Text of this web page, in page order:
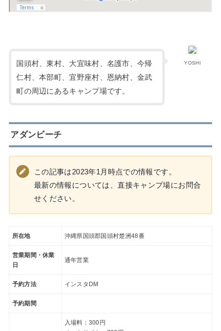
YOSHI
国頭村、東村、大宜味村、名護市、今帰
仁村、本部町、宜野座村、恩納村、金武
町の周辺にあるキャンプ場です。
アダンビーチ
この記事は2023年1月時点での情報です。
最新の情報については、直接キャンプ場にお問合
せください。
所在地 沖縄県国頭郡国頭村楚洲48番
営業期間・休業
日
通年営業
予約方法 インスタDM
予約期間
入場料：300円